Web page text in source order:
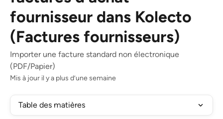
fournisseur dans Kolecto
(Factures fournisseurs)
Importer une facture standard non électronique
(PDF/Papier)
Mis à jour il y a plus d’une semaine
Table des matières